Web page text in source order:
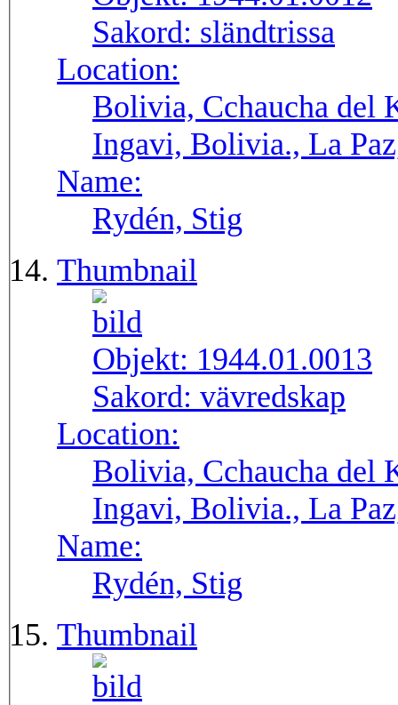
Sakord: sländtrissa
Location:
Bolivia, Cchaucha del
Ingavi, Bolivia., La
Name:
Rydén, Stig
Thumbnail
Objekt: 1944.01.0013
Sakord: vävredskap
Location:
Bolivia, Cchaucha del
Ingavi, Bolivia., La
Name:
Rydén, Stig
Thumbnail